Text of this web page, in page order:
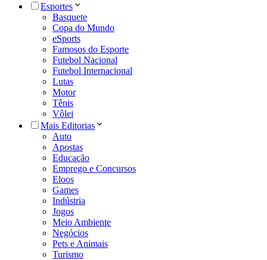
Esportes
Basquete
Copa do Mundo
eSports
Famosos do Esporte
Futebol Nacional
Futebol Internacional
Lutas
Motor
Tênis
Vôlei
Mais Editorias
Auto
Apostas
Educação
Emprego e Concursos
Eloos
Games
Indústria
Jogos
Meio Ambiente
Negócios
Pets e Animais
Turismo